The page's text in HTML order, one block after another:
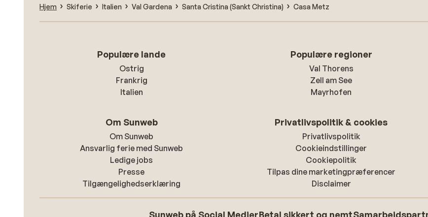
Hjem Skiferie Italien Val Gardena Santa Cristina (Sankt Christina) Casa Metz
Populære lande
Ostrig
Frankrig
Italien
Populære regioner
Val Thorens
Zell am See
Mayrhofen
Om Sunweb
Om Sunweb
Ansvarlig ferie med Sunweb
Ledige jobs
Presse
Tilgængelighedserklæring
Privatlivspolitik & cookies
Privatlivspolitik
Cookieindstillinger
Cookiepolitik
Tilpas dine marketingpræferencer
Disclaimer
Sunweb på Social MedierBetal sikkert og nemt